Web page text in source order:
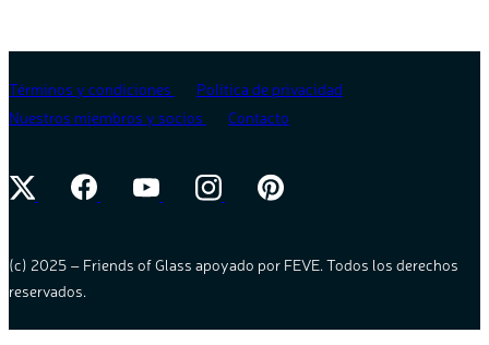
Términos y condiciones
Política de privacidad
Nuestros miembros y socios
Contacto
(c) 2025 – Friends of Glass apoyado por FEVE. Todos los derechos
reservados.